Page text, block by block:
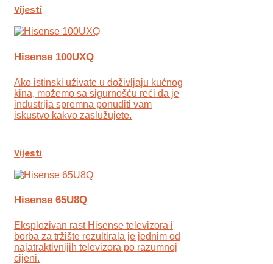
Vijesti
Hisense 100UXQ
Ako istinski uživate u doživljaju kućnog
kina, možemo sa sigurnošću reći da je
industrija spremna ponuditi vam
iskustvo kakvo zaslužujete.
Vijesti
Hisense 65U8Q
Eksplozivan rast Hisense televizora i
borba za tržište rezultirala je jednim od
najatraktivnijih televizora po razumnoj
cijeni.